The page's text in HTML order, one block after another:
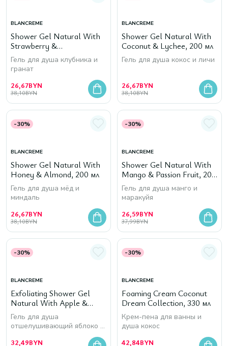
BLANCREME
Shower Gel Natural With
Strawberry &
Pomegranate, 200 мл
Гель для душа клубника и
гранат
26,67BYN
38,10BYN
BLANCREME
Shower Gel Natural With
Coconut & Lychee, 200 мл
Гель для душа кокос и личи
26,67BYN
38,10BYN
-30%
BLANCREME
Shower Gel Natural With
Honey & Almond, 200 мл
Гель для душа мёд и
миндаль
26,67BYN
38,10BYN
-30%
BLANCREME
Shower Gel Natural With
Mango & Passion Fruit, 200
мл
Гель для душа манго и
маракуйя
26,59BYN
37,99BYN
-30%
BLANCREME
Exfoliating Shower Gel
Natural With Apple &
Hazelnut, 200 мл
Гель для душа
отшелушивающий яблоко и
32,49BYN
-30%
BLANCREME
Foaming Cream Coconut
Dream Collection, 330 мл
Крем-пена для ванны и
душа кокос
42,84BYN